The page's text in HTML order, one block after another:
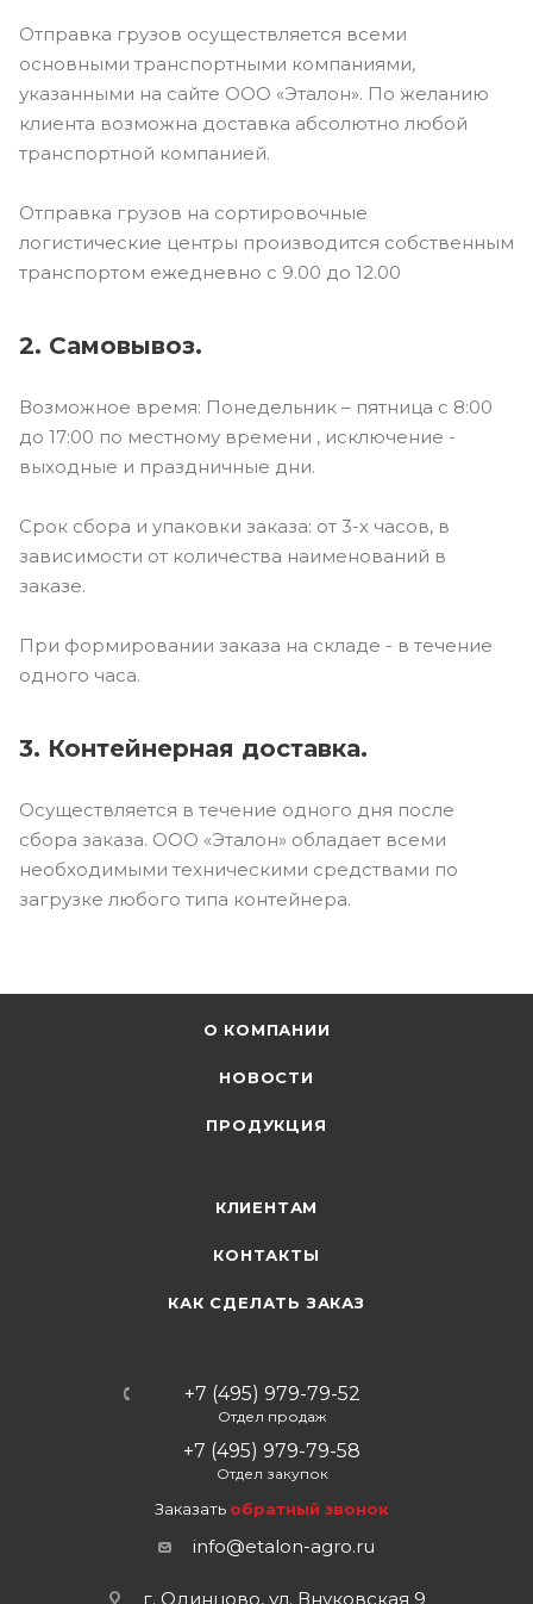
Отправка грузов осуществляется всеми
основными транспортными компаниями,
указанными на сайте ООО «Эталон». По желанию
клиента возможна доставка абсолютно любой
транспортной компанией.
Отправка грузов на сортировочные
логистические центры производится собственным
транспортом ежедневно с 9.00 до 12.00
2. Самовывоз.
Возможное время: Понедельник – пятница с 8:00
до 17:00 по местному времени , исключение -
выходные и праздничные дни.
Срок сбора и упаковки заказа: от 3-х часов, в
зависимости от количества наименований в
заказе.
При формировании заказа на складе - в течение
одного часа.
3. Контейнерная доставка.
Осуществляется в течение одного дня после
сбора заказа. ООО «Эталон» обладает всеми
необходимыми техническими средствами по
загрузке любого типа контейнера.
О КОМПАНИИ
НОВОСТИ
ПРОДУКЦИЯ
КЛИЕНТАМ
КОНТАКТЫ
КАК СДЕЛАТЬ ЗАКАЗ
+7 (495) 979-79-52
Отдел продаж
+7 (495) 979-79-58
Отдел закупок
Заказать обратный звонок
info@etalon-agro.ru
г. Одинцово, ул. Внуковская 9